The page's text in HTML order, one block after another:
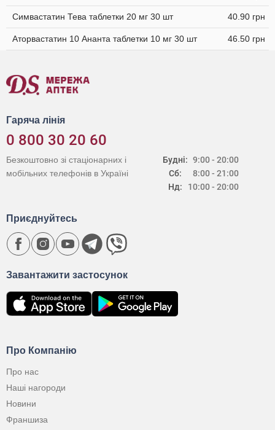
Симвастатин Тева таблетки 20 мг 30 шт 40.90 грн
Аторвастатин 10 Ананта таблетки 10 мг 30 шт 46.50 грн
Гаряча лінія
0 800 30 20 60
Будні:
Сб:
Нд:
9:00 - 20:00
8:00 - 21:00
10:00 - 20:00
Безкоштовно зі стаціонарних і
мобільних телефонів в Україні
Про Компанію
Про нас
Наші нагороди
Новини
Франшиза
Завантажити застосунок
Приєднуйтесь